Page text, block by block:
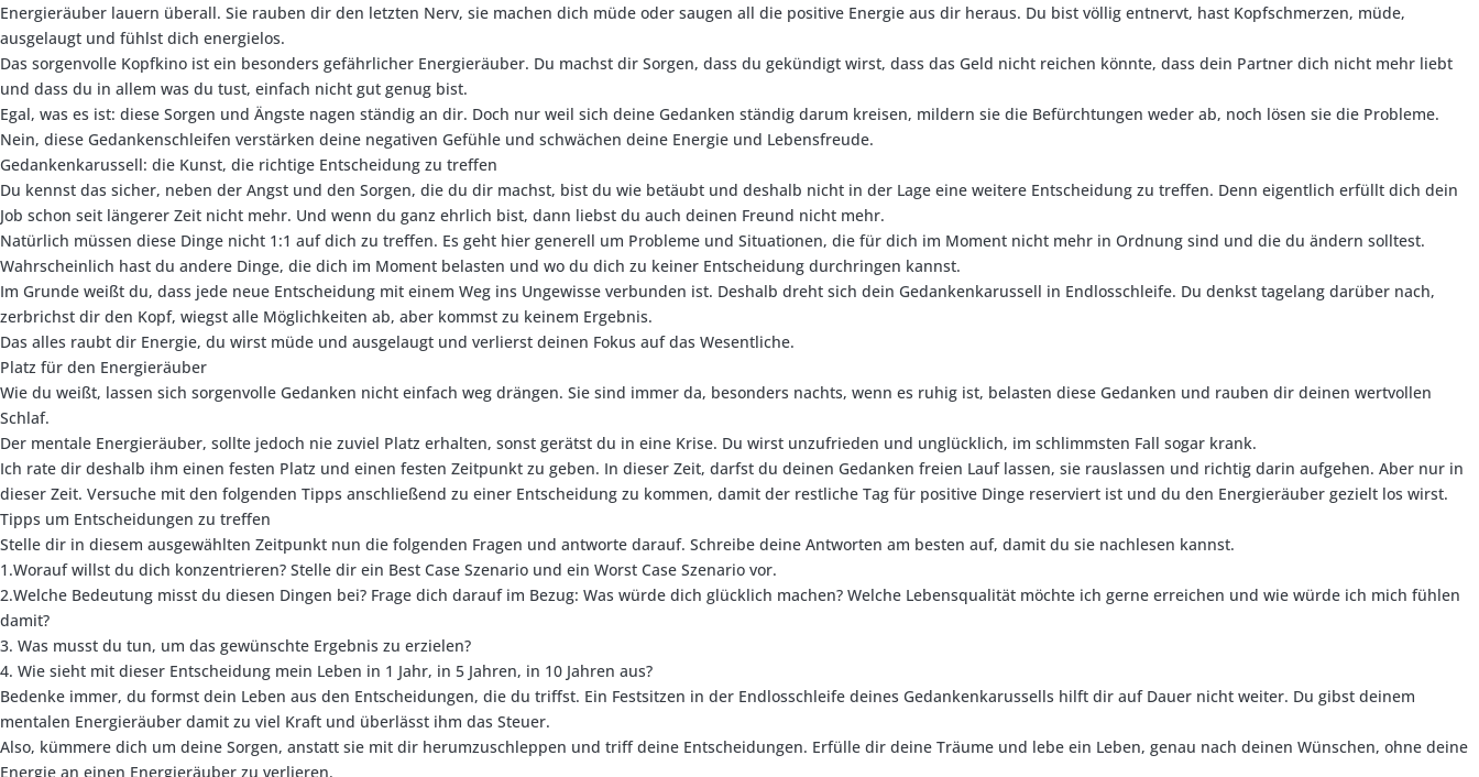
Energieräuber lauern überall. Sie rauben dir den letzten Nerv, sie machen dich müde oder saugen all die positive Energie aus dir heraus. Du bist völlig entnervt, hast Kopfschmerzen, müde,
ausgelaugt und fühlst dich energielos.
Das sorgenvolle Kopfkino ist ein besonders gefährlicher Energieräuber. Du machst dir Sorgen, dass du gekündigt wirst, dass das Geld nicht reichen könnte, dass dein Partner dich nicht mehr liebt
und dass du in allem was du tust, einfach nicht gut genug bist.
Egal, was es ist: diese Sorgen und Ängste nagen ständig an dir. Doch nur weil sich deine Gedanken ständig darum kreisen, mildern sie die Befürchtungen weder ab, noch lösen sie die Probleme.
Nein, diese Gedankenschleifen verstärken deine negativen Gefühle und schwächen deine Energie und Lebensfreude.
Gedankenkarussell: die Kunst, die richtige Entscheidung zu treffen
Du kennst das sicher, neben der Angst und den Sorgen, die du dir machst, bist du wie betäubt und deshalb nicht in der Lage eine weitere Entscheidung zu treffen. Denn eigentlich erfüllt dich dein
Job schon seit längerer Zeit nicht mehr. Und wenn du ganz ehrlich bist, dann liebst du auch deinen Freund nicht mehr.
Natürlich müssen diese Dinge nicht 1:1 auf dich zu treffen. Es geht hier generell um Probleme und Situationen, die für dich im Moment nicht mehr in Ordnung sind und die du ändern solltest.
Wahrscheinlich hast du andere Dinge, die dich im Moment belasten und wo du dich zu keiner Entscheidung durchringen kannst.
Im Grunde weißt du, dass jede neue Entscheidung mit einem Weg ins Ungewisse verbunden ist. Deshalb dreht sich dein Gedankenkarussell in Endlosschleife. Du denkst tagelang darüber nach,
zerbrichst dir den Kopf, wiegst alle Möglichkeiten ab, aber kommst zu keinem Ergebnis.
Das alles raubt dir Energie, du wirst müde und ausgelaugt und verlierst deinen Fokus auf das Wesentliche.
Platz für den Energieräuber
Wie du weißt, lassen sich sorgenvolle Gedanken nicht einfach weg drängen. Sie sind immer da, besonders nachts, wenn es ruhig ist, belasten diese Gedanken und rauben dir deinen wertvollen
Schlaf.
Der mentale Energieräuber, sollte jedoch nie zuviel Platz erhalten, sonst gerätst du in eine Krise. Du wirst unzufrieden und unglücklich, im schlimmsten Fall sogar krank.
Ich rate dir deshalb ihm einen festen Platz und einen festen Zeitpunkt zu geben. In dieser Zeit, darfst du deinen Gedanken freien Lauf lassen, sie rauslassen und richtig darin aufgehen. Aber nur in
dieser Zeit. Versuche mit den folgenden Tipps anschließend zu einer Entscheidung zu kommen, damit der restliche Tag für positive Dinge reserviert ist und du den Energieräuber gezielt los wirst.
Tipps um Entscheidungen zu treffen
Stelle dir in diesem ausgewählten Zeitpunkt nun die folgenden Fragen und antworte darauf. Schreibe deine Antworten am besten auf, damit du sie nachlesen kannst.
1.Worauf willst du dich konzentrieren? Stelle dir ein Best Case Szenario und ein Worst Case Szenario vor.
2.Welche Bedeutung misst du diesen Dingen bei? Frage dich darauf im Bezug: Was würde dich glücklich machen? Welche Lebensqualität möchte ich gerne erreichen und wie würde ich mich fühlen
damit?
3. Was musst du tun, um das gewünschte Ergebnis zu erzielen?
4. Wie sieht mit dieser Entscheidung mein Leben in 1 Jahr, in 5 Jahren, in 10 Jahren aus?
Bedenke immer, du formst dein Leben aus den Entscheidungen, die du triffst. Ein Festsitzen in der Endlosschleife deines Gedankenkarussells hilft dir auf Dauer nicht weiter. Du gibst deinem
mentalen Energieräuber damit zu viel Kraft und überlässt ihm das Steuer.
Also, kümmere dich um deine Sorgen, anstatt sie mit dir herumzuschleppen und triff deine Entscheidungen. Erfülle dir deine Träume und lebe ein Leben, genau nach deinen Wünschen, ohne deine
Energie an einen Energieräuber zu verlieren.